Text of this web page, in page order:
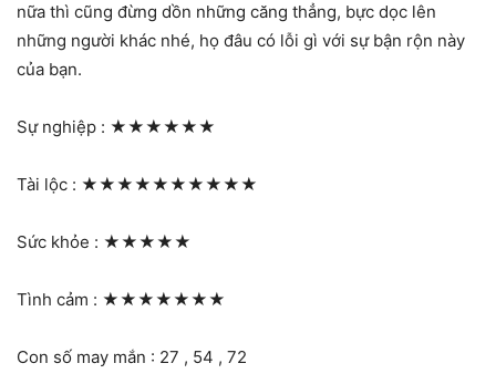
nữa thì cũng đừng dồn những căng thẳng, bực dọc lên
những người khác nhé, họ đâu có lỗi gì với sự bận rộn này
của bạn.
Sự nghiệp : ★★★★★★
Tài lộc : ★★★★★★★★★★
Sức khỏe : ★★★★★
Tình cảm : ★★★★★★★
Con số may mắn : 27 , 54 , 72